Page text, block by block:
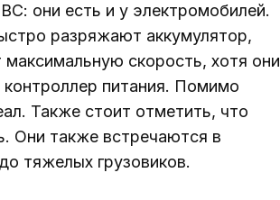
они есть и у электромобилей.
разряжают аккумулятор,
скорость, хотя они
питания. Помимо
Также стоит отметить, что
Они также встречаются в
тяжелых грузовиков.